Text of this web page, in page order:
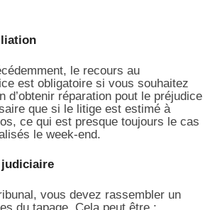
le recours au
est obligatoire si vous souhaitez
d’obtenir réparation pout le préjudice
que si le litige est estimé à
ce qui est presque toujours le cas
le week-end.
vous devez rassembler un